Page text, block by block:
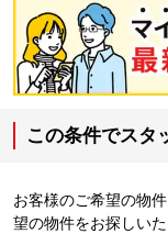
この条件でスタ
お客様のご希望の物
望の物件をお探しいた